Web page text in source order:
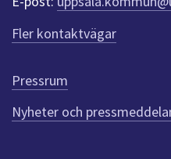
f
ö
r
e
n
n
a
Fler kontaktvägar
Pressrum
Nyheter och